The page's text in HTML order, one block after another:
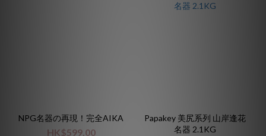
NPG名器の再現！完全AIKA
HK$599.00
Papakey 美尻系列 山岸逢花
名器 2.1KG